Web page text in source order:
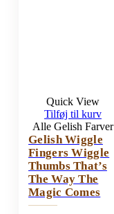
Quick View
Tilføj til kurv
Alle Gelish Farver
Gelish Wiggle
Fingers Wiggle
Thumbs That’s
The Way The
Magic Comes